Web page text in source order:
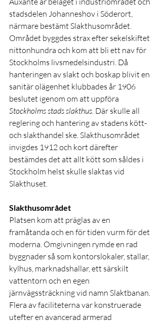
stadsdelen Johanneshov i Söderort,
närmare bestämt Slakthusområdet.
Området byggdes strax efter sekelskiftet
nittonhundra och kom att bli ett nav för
Stockholms livsmedelsindustri. Då
hanteringen av slakt och boskap blivit en
sanitär olägenhet klubbades år 1906
beslutet igenom om att uppföra
Stockholms stads slakthus . Där skulle all
reglering och hantering av stadens kött-
och slakthandel ske. Slakthusområdet
invigdes 1912 och kort därefter
bestämdes det att allt kött som såldes i
Stockholm helst skulle slaktas vid
Slakthuset.
Slakthusområdet
Platsen kom att präglas av en
framåtanda och en för tiden vurm för det
moderna. Omgivningen rymde en rad
byggnader så som kontorslokaler, stallar,
kylhus, marknadshallar, ett särskilt
vattentorn och en egen
järnvägssträckning vid namn Slaktbanan.
Flera av faciliteterna var konstruerade
utefter en avancerad armerad